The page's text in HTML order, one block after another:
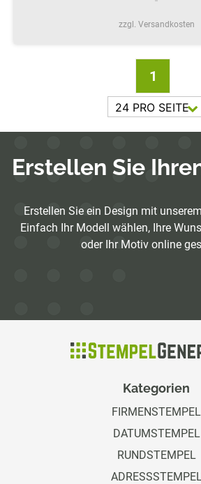
zzgl. Versandkosten
1
24 PRO SEITE
Erstellen Sie
Erstellen Sie ein Design mit
Einfach Ihr Modell wählen, Ihre
oder Ihr Motiv online
Kategorien
FIRMENSTEMPEL
DATUMSTEMPEL
RUNDSTEMPEL
ADRESSSTEMPEL